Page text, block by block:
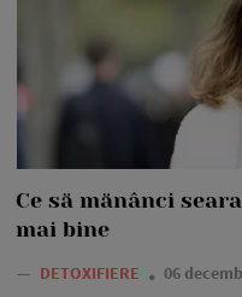
Ce să mănânci
mai bine
— DETOXIFIERE 06